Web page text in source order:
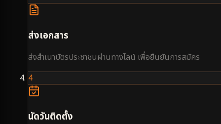
ส่งเอกสาร
ส่งสำเนาบัตรประชาชนผ่านทางไลน์ เพื่อยืนยันการสมัคร
4
นัดวันติดตั้ง